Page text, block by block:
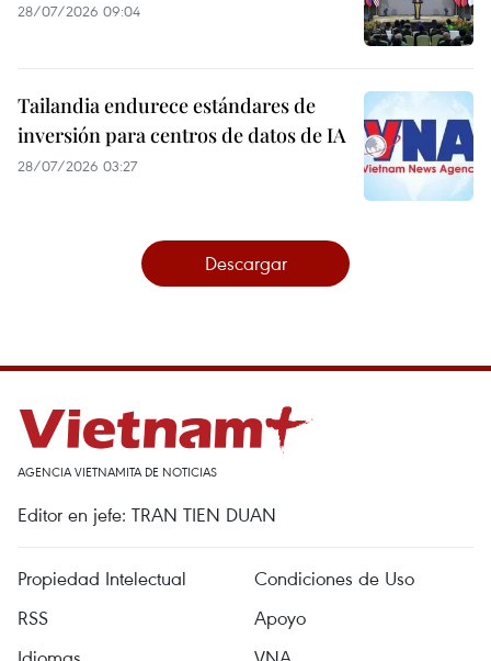
28/07/2026 09:04
Tailandia endurece estándares de
inversión para centros de datos de IA
28/07/2026 03:27
Descargar
AGENCIA VIETNAMITA DE NOTICIAS
Editor en jefe: TRAN TIEN DUAN
Propiedad Intelectual
Condiciones de Uso
RSS
Apoyo